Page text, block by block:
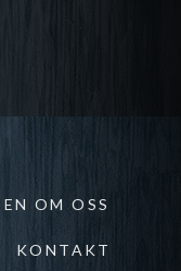
OM OSS
KONTAKT